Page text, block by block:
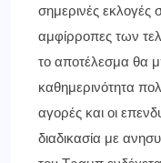
σημερινές εκλογές
αμφίρροπες των
το αποτέλεσμα θα
καθημερινότητα
αγορές και οι
διαδικασία με